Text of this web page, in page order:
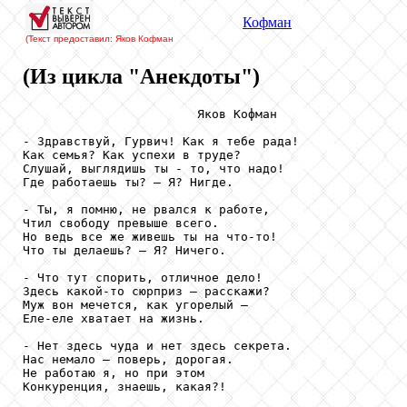
(Текст предоставил: Яков Кофман
Кофман
(Из цикла "Анекдоты")
                        Яков Кофман
- Здравствуй, Гурвич! Как я тебе рада!
Как семья? Как успехи в труде?
Слушай, выглядишь ты - то, что надо!
Где работаешь ты? – Я? Нигде.
- Ты, я помню, не рвался к работе,
Чтил свободу превыше всего.
Но ведь все же живешь ты на что-то!
Что ты делаешь? – Я? Ничего.
- Что тут спорить, отличное дело!
Здесь какой-то сюрприз – расскажи?
Муж вон мечется, как угорелый –
Еле-еле хватает на жизнь.
- Нет здесь чуда и нет здесь секрета.
Нас немало – поверь, дорогая.
Не работаю я, но при этом
Конкуренция, знаешь, какая?!